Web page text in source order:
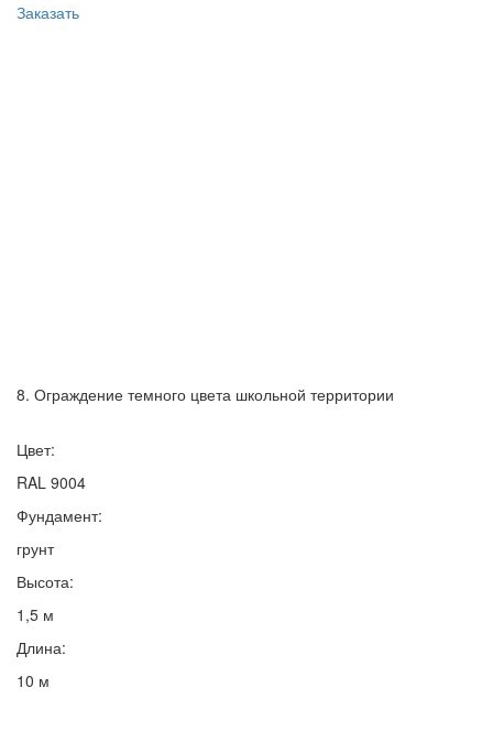
Заказать
8. Ограждение темного цвета школьной территории
Цвет:
RAL 9004
Фундамент:
грунт
Высота:
1,5 м
Длина:
10 м